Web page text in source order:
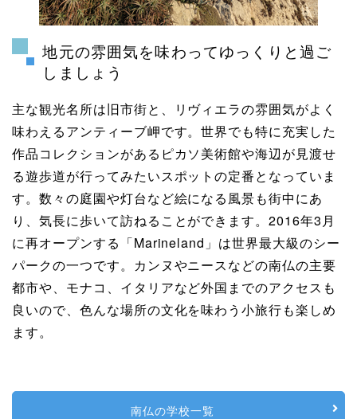
地元の雰囲気を味わってゆっくりと過ご
しましょう
主な観光名所は旧市街と、リヴィエラの雰囲気がよく
味わえるアンティーブ岬です。世界でも特に充実した
作品コレクションがあるピカソ美術館や海辺が見渡せ
る遊歩道が行ってみたいスポットの定番となっていま
す。数々の庭園や灯台など絵になる風景も街中にあ
り、気長に歩いて訪ねることができます。2016年3月
に再オープンする「Marineland」は世界最大級のシー
パークの一つです。カンヌやニースなどの南仏の主要
都市や、モナコ、イタリアなど外国までのアクセスも
良いので、色んな場所の文化を味わう小旅行も楽しめ
ます。
南仏の学校一覧